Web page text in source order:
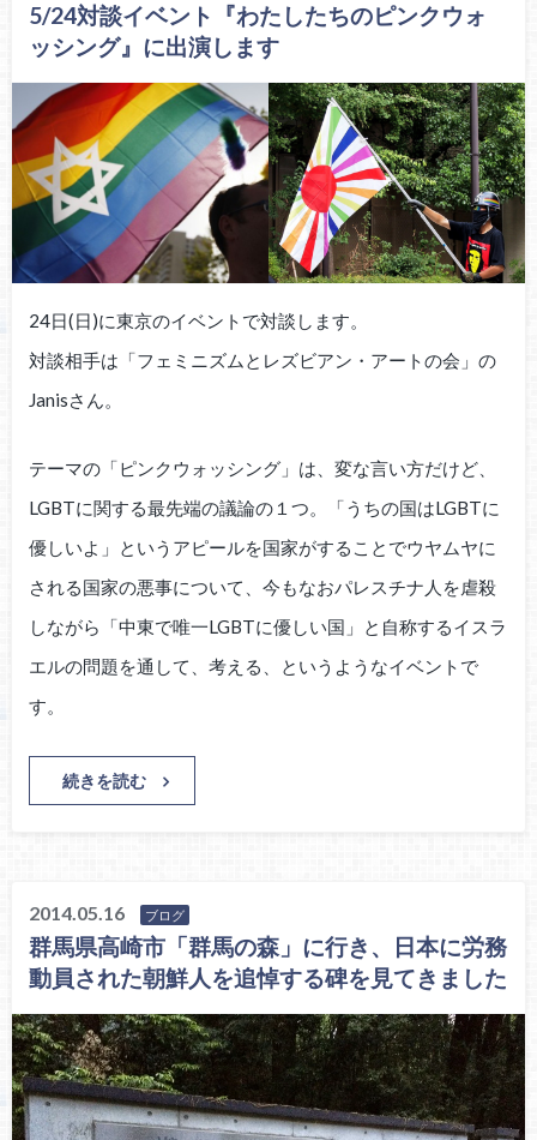
5/24対談イベント『わたしたちのピンクウォ
ッシング』に出演します
24日(日)に東京のイベントで対談します。
対談相手は「フェミニズムとレズビアン・アートの会」の
Janisさん。
テーマの「ピンクウォッシング」は、変な言い方だけど、
LGBTに関する最先端の議論の１つ。「うちの国はLGBTに
優しいよ」というアピールを国家がすることでウヤムヤに
される国家の悪事について、今もなおパレスチナ人を虐殺
しながら「中東で唯一LGBTに優しい国」と自称するイスラ
エルの問題を通して、考える、というようなイベントで
す。
続きを読む
2014.05.16 ブログ
群馬県高崎市「群馬の森」に行き、日本に労務
動員された朝鮮人を追悼する碑を見てきました